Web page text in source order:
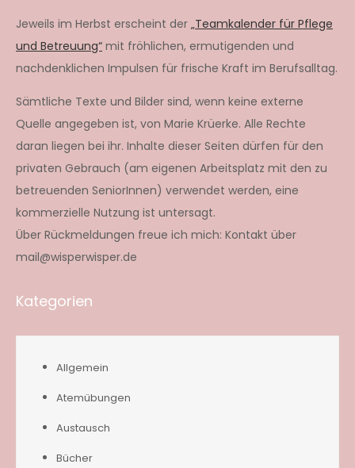
Jeweils im Herbst erscheint der „Teamkalender für Pflege
und Betreuung“ mit fröhlichen, ermutigenden und
nachdenklichen Impulsen für frische Kraft im Berufsalltag.
Sämtliche Texte und Bilder sind, wenn keine externe
Quelle angegeben ist, von Marie Krüerke. Alle Rechte
daran liegen bei ihr. Inhalte dieser Seiten dürfen für den
privaten Gebrauch (am eigenen Arbeitsplatz mit den zu
betreuenden SeniorInnen) verwendet werden, eine
kommerzielle Nutzung ist untersagt.
Über Rückmeldungen freue ich mich: Kontakt über
mail@wisperwisper.de
Kategorien
Allgemein
Atemübungen
Austausch
Bücher